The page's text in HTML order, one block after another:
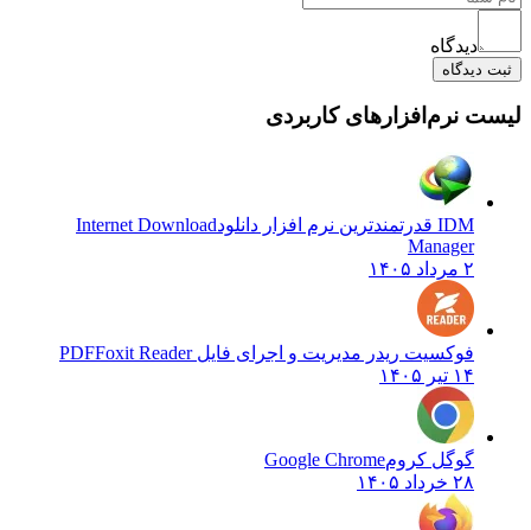
دیدگاه
ثبت دیدگاه
لیست نرم‌افزارهای کاربردی
IDM قدرتمندترین نرم افزار دانلود
Internet Download
Manager
۲ مرداد ۱۴۰۵
فوکسیت ریدر مدیریت و اجرای فایل PDFFoxit Reader
۱۴ تیر ۱۴۰۵
گوگل کرومGoogle Chrome
۲۸ خرداد ۱۴۰۵